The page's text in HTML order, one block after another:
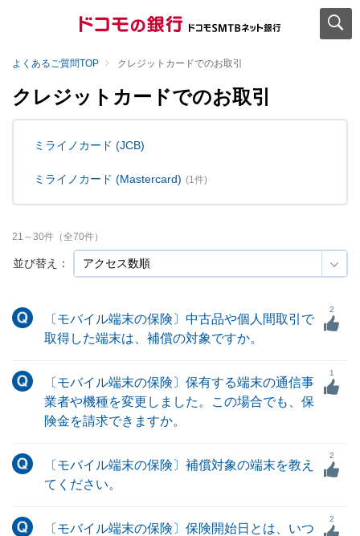
よくあるご質問TOP クレジットカードでのお取引
クレジットカードでのお取引
ミライノカード (JCB)
ミライノカード (Mastercard) (1件)
並び替え：
21 ～30件（全70件）
〔モバイル端末の保険〕中古品や個人間取引で
取得した端末は、補償の対象ですか。
2
〔モバイル端末の保険〕保有する端末の通信事
業者や機種を変更しました。この場合でも、保
険金を請求できますか。
1
〔モバイル端末の保険〕補償対象の端末を教え
てください。
2
〔モバイル端末の保険〕保険開始日とは、いつ
2